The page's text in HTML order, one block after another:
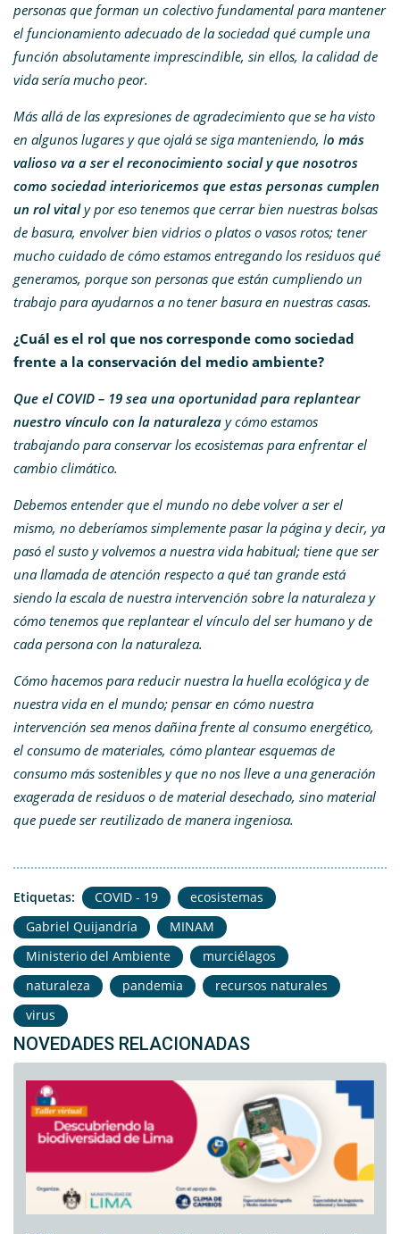
personas que forman un colectivo fundamental para mantener
el funcionamiento adecuado de la sociedad qué cumple una
función absolutamente imprescindible, sin ellos, la calidad de
vida sería mucho peor.
Más allá de las expresiones de agradecimiento que se ha visto
en algunos lugares y que ojalá se siga manteniendo, lo más
valioso va a ser el reconocimiento social y que nosotros
como sociedad interioricemos que estas personas cumplen
un rol vitaly por eso tenemos que cerrar bien nuestras bolsas
de basura, envolver bien vidrios o platos o vasos rotos; tener
mucho cuidado de cómo estamos entregando los residuos qué
generamos, porque son personas que están cumpliendo un
trabajo para ayudarnos a no tener basura en nuestras casas.
¿Cuál es el rol que nos corresponde como sociedad
frente a la conservación del medio ambiente?
Que el COVID – 19 sea una oportunidad para replantear
nuestro vínculo con la naturaleza y cómo estamos
trabajando para conservar los ecosistemas para enfrentar el
cambio climático.
Debemos entender que el mundo no debe volver a ser el
mismo, no deberíamos simplemente pasar la página y decir, ya
pasó el susto y volvemos a nuestra vida habitual; tiene que ser
una llamada de atención respecto a qué tan grande está
siendo la escala de nuestra intervención sobre la naturaleza y
cómo tenemos que replantear el vínculo del ser humano y de
cada persona con la naturaleza.
Cómo hacemos para reducir nuestra la huella ecológica y de
nuestra vida en el mundo; pensar en cómo nuestra
intervención sea menos dañina frente al consumo energético,
el consumo de materiales, cómo plantear esquemas de
consumo más sostenibles y que no nos lleve a una generación
exagerada de residuos o de material desechado, sino material
que puede ser reutilizado de manera ingeniosa.
Etiquetas: COVID - 19
ecosistemas
Gabriel Quijandría
MINAM
Ministerio del Ambiente
murciélagos
naturaleza
pandemia
recursos naturales
virus
NOVEDADES RELACIONADAS